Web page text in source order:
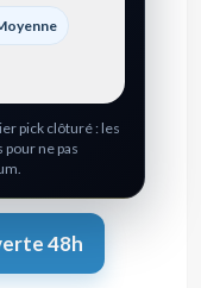
pick clôturé : les
ne pas
48h